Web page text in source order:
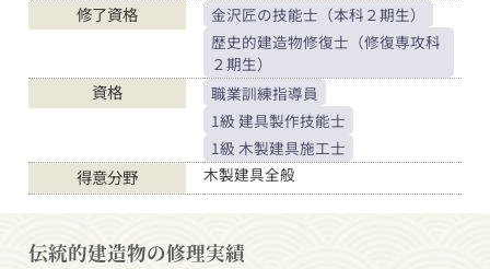
修了資格
金沢匠の技能士（本科２期生）
歴史的建造物修復士（修復専攻科
２期生）
資格
職業訓練指導員
1級 建具製作技能士
1級 木製建具施工士
得意分野 木製建具全般
伝統的建造物の修理実績